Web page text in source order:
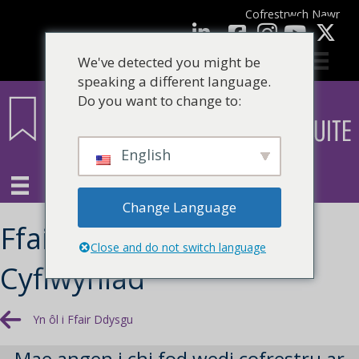
Cofrestrwch Nawr
LinkedInfacebook YouTube
Ffair Ddysgu 2023 -
Cyflwyniad
Yn ôl i Ffair Ddysgu
We've detected you might be
speaking a different language.
Do you want to change to:
English
Change Language
Close and do not switch language